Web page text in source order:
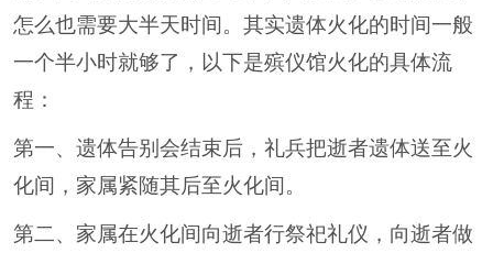
怎么也需要大半天时间。其实遗体火化的时间一般
一个半小时就够了，以下是殡仪馆火化的具体流
程：
第一、遗体告别会结束后，礼兵把逝者遗体送至火
化间，家属紧随其后至火化间。
第二、家属在火化间向逝者行祭祀礼仪，向逝者做